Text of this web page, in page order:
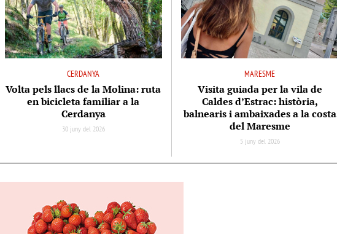
CERDANYA
Volta pels llacs de la Molina: ruta
en bicicleta familiar a la
Cerdanya
30 juny del 2026
MARESME
Visita guiada per la vila de
Caldes d’Estrac: història,
balnearis i ambaixades a la costa
del Maresme
5 juny del 2026